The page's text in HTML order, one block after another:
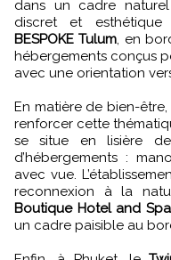
dans un cadre
discret et esthétique
BESPOKE Tulum, en
hébergements conçus
avec une orientation
En matière de bien-
renforcer cette
se situe en lisière
d’hébergements :
avec vue.
reconnexion à la
Boutique Hotel and Spa
un cadre paisible au